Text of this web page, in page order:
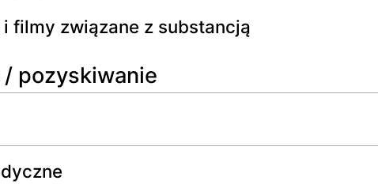
filmy związane z substancją
pozyskiwanie